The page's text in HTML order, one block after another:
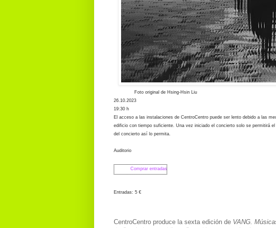
Foto original de Hsing-Hsin Liu
26.10.2023
19:30 h
El acceso a las instalaciones de CentroCentro puede ser lento debido a las
edificio con tiempo suficiente. Una vez iniciado el concierto solo se permitirá
del concierto así lo permita.
Auditorio
Comprar entradas
Entradas: 5 €
CentroCentro produce la sexta edición de VANG.